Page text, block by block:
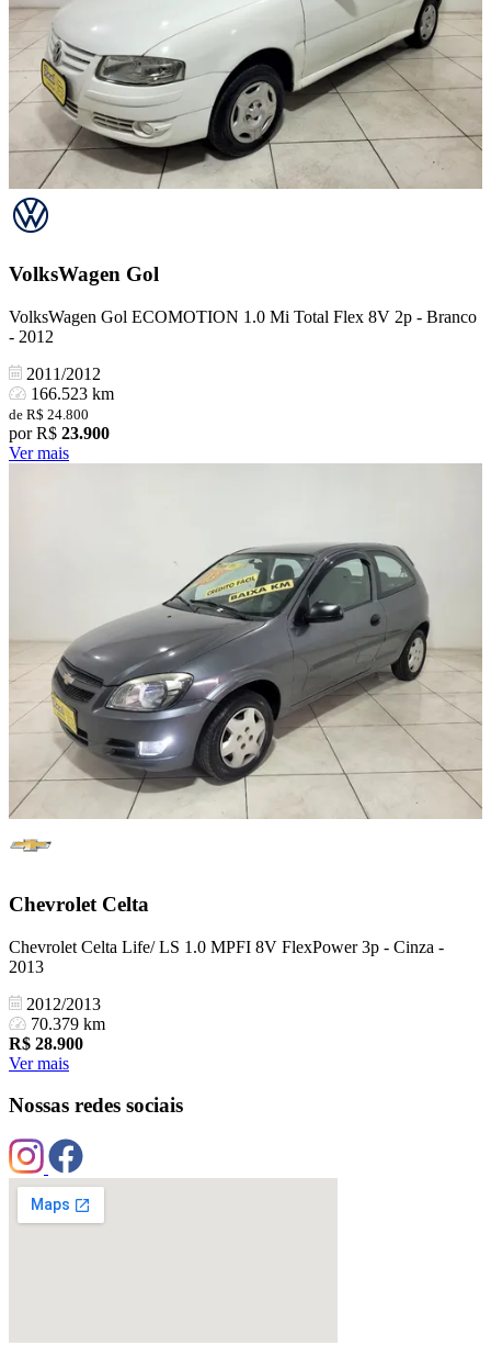
VolksWagen Gol
VolksWagen Gol ECOMOTION 1.0 Mi Total Flex 8V 2p - Branco
- 2012
2011/2012
166.523 km
de R$ 24.800
por R$ 23.900
Ver mais
Chevrolet Celta
Chevrolet Celta Life/ LS 1.0 MPFI 8V FlexPower 3p - Cinza -
2013
2012/2013
70.379 km
R$ 28.900
Ver mais
Nossas redes sociais